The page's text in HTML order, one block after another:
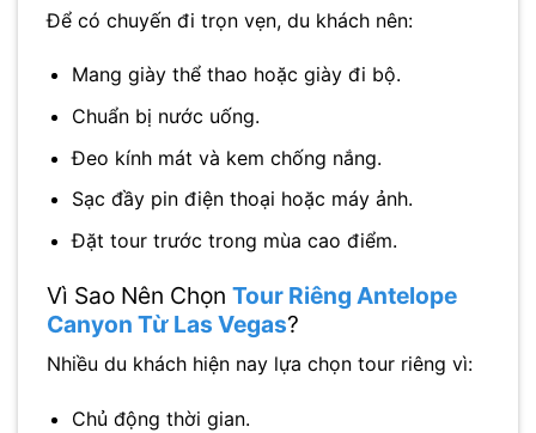
Để có chuyến đi trọn vẹn, du khách nên:
Mang giày thể thao hoặc giày đi bộ.
Chuẩn bị nước uống.
Đeo kính mát và kem chống nắng.
Sạc đầy pin điện thoại hoặc máy ảnh.
Đặt tour trước trong mùa cao điểm.
Vì Sao Nên Chọn Tour Riêng Antelope
Canyon Từ Las Vegas?
Nhiều du khách hiện nay lựa chọn tour riêng vì:
Chủ động thời gian.